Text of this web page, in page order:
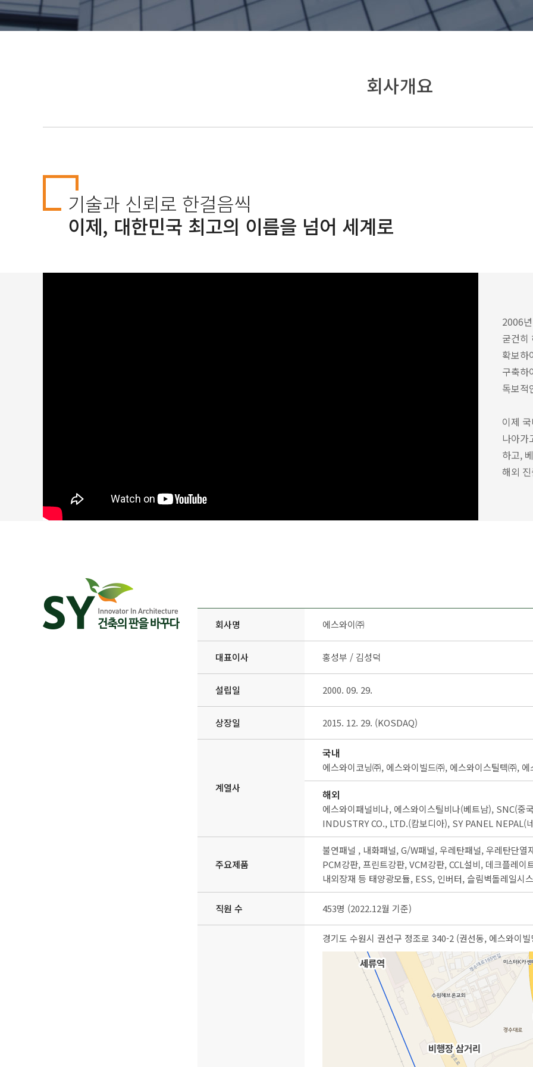
회사개요
기술과 신뢰로 한걸음씩
이제, 대한민국 최고의 이름을 넘어 세계로
2006
굳건히
확보하
구축하
독보적
이제
나아가
하고,
해외
회사명 에스와이㈜
대표이사 홍성부 / 김성덕
설립일 2000. 09. 29.
상장일 2015. 12. 29. (KOSDAQ)
계열사
국내
에스와이코닝㈜, 에스와이빌드㈜, 에스와이스틸텍㈜,
해외
에스와이패널비나, 에스와이스틸비나(베트남), SNC(
INDUSTRY CO., LTD.(캄보디아), SY PANEL NEPAL(
주요제품
불연패널 , 내화패널, G/W패널, 우레탄패널, 우레탄단
PCM강판, 프린트강판, VCM강판, CCL설비, 데크플레
내외장재 등 태양광모듈, ESS, 인버터, 슬림벽돌레일시
직원 수 453명 (2022.12월 기준)
경기도 수원시 권선구 정조로 340-2 (권선동, 에스와이빌